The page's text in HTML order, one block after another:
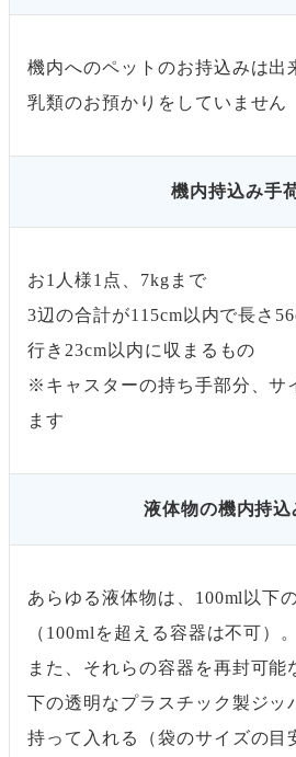
機内へのペットのお持込みは出
乳類のお預かりをしていません
機内持込み手
お1人様1点、7kgまで
3辺の合計が115cm以内で長さ
行き23cm以内に収まるもの
※キャスターの持ち手部分、サ
ます
液体物の機内持込
あらゆる液体物は、100ml以下
（100mlを超える容器は不可）。
また、それらの容器を再封可能
下の透明なプラスチック製ジッ
持って入れる（袋のサイズの目